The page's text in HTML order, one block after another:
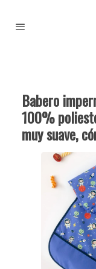
Babero
100%
muy suave,